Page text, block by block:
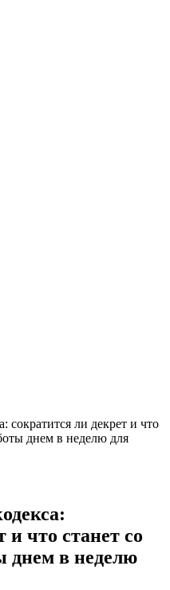
сократится ли декрет и что
днем в неделю для
и что станет со
днем в неделю